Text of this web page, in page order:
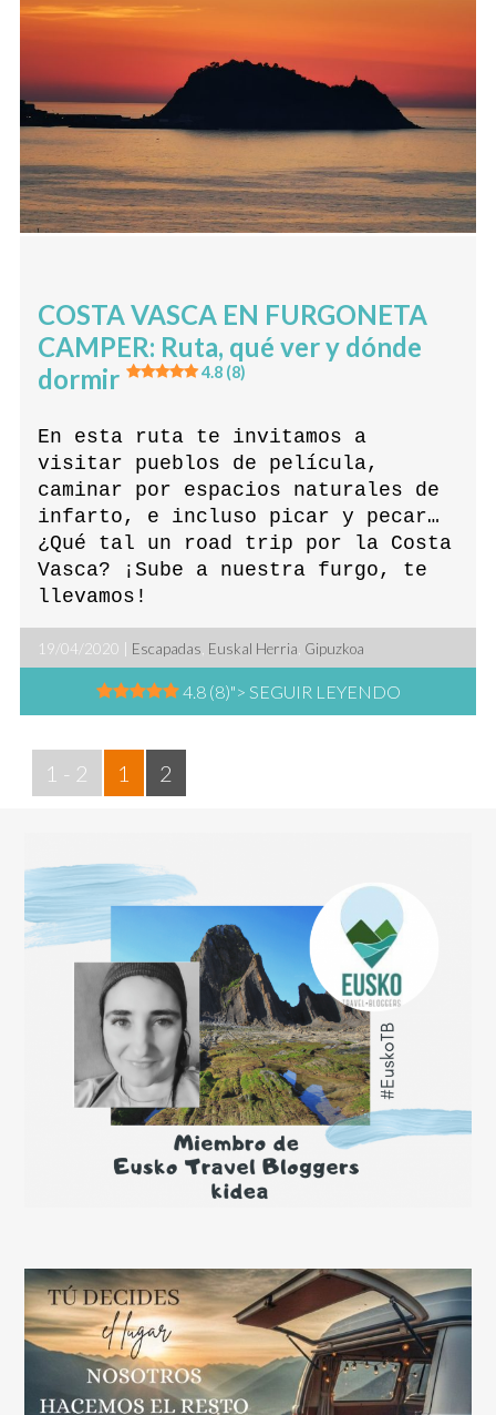
COSTA VASCA EN FURGONETA
CAMPER: Ruta, qué ver y dónde
dormir
4.8 (8)
En esta ruta te invitamos a
visitar pueblos de película,
caminar por espacios naturales de
infarto, e incluso picar y pecar…
¿Qué tal un road trip por la Costa
Vasca? ¡Sube a nuestra furgo, te
llevamos!
19/04/2020 | Escapadas, Euskal Herria, Gipuzkoa
4.8 (8)"> SEGUIR LEYENDO
1 - 2 1 2